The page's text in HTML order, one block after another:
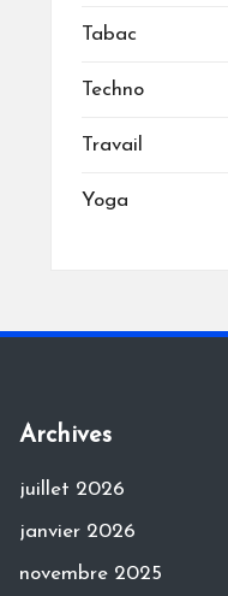
Tabac
Techno
Travail
Yoga
Archives
juillet 2026
janvier 2026
novembre 2025